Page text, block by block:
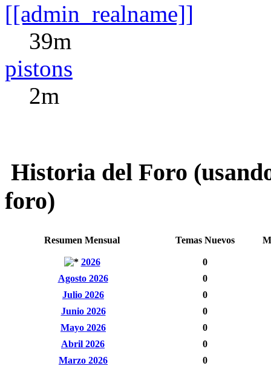
[[admin_realname]]
39m
pistons
2m
Historia del Foro
foro)
Resumen Mensual Temas Nuevos
2026
0
Agosto 2026
0
Julio 2026
0
Junio 2026
0
Mayo 2026
0
Abril 2026
0
Marzo 2026
0